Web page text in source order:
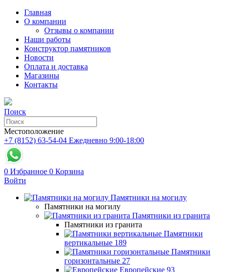
Главная
О компании
Отзывы о компании
Наши работы
Конструктор памятников
Новости
Оплата и доставка
Магазины
Контакты
Поиск
Местоположение
+7 (8152) 63-54-04 Ежедневно 9:00-18:00
0 Избранное 0 Корзина
Войти
Памятники на могилу
Памятники на могилу
Памятники из гранита
Памятники из гранита
Памятники
вертикальные 189
Памятники
горизонтальные 27
Европейские 93